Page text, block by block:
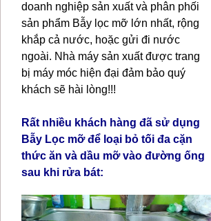
doanh nghiệp sản xuất và phân phối
sản phẩm Bẫy lọc mỡ lớn nhất, rộng
khắp cả nước, hoặc gửi đi nước
ngoài. Nhà máy sản xuất được trang
bị máy móc hiện đại đảm bảo quý
khách sẽ hài lòng!!!
Rất nhiều khách hàng đã sử dụng
Bẫy Lọc mỡ để loại bỏ tối đa cặn
thức ăn và dầu mỡ vào đường ống
sau khi rửa bát: